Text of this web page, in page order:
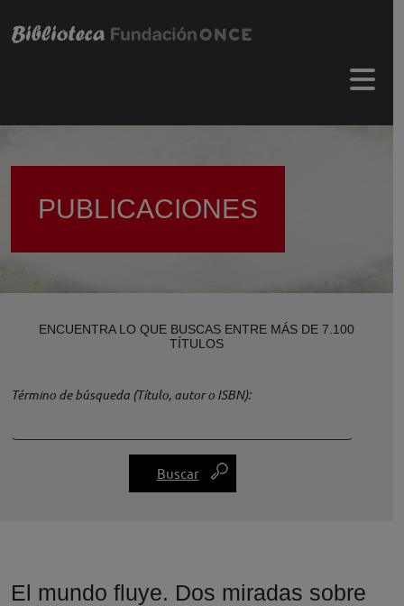
PUBLICACIONES
ENCUENTRA LO QUE BUSCAS ENTRE MÁS DE 7.100
TÍTULOS
Término de búsqueda (Título, autor o ISBN)
El mundo fluye. Dos miradas sobre